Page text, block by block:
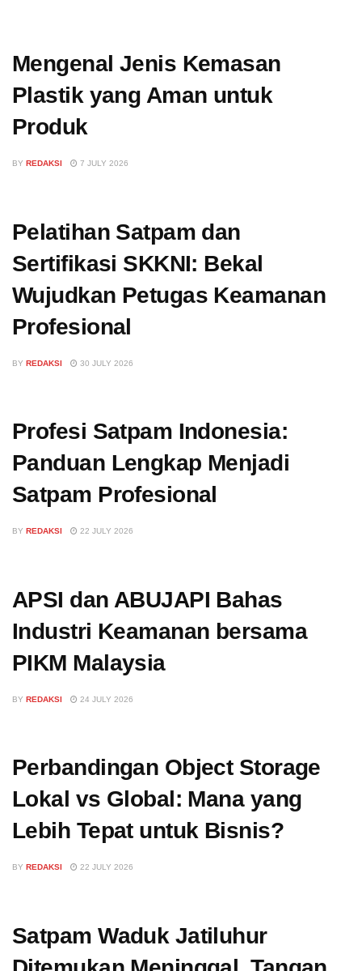
Mengenal Jenis Kemasan
Plastik yang Aman untuk
Produk
BY REDAKSI 7 JULY 2026
Pelatihan Satpam dan
Sertifikasi SKKNI: Bekal
Wujudkan Petugas Keamanan
Profesional
BY REDAKSI 30 JULY 2026
Profesi Satpam Indonesia:
Panduan Lengkap Menjadi
Satpam Profesional
BY REDAKSI 22 JULY 2026
APSI dan ABUJAPI Bahas
Industri Keamanan bersama
PIKM Malaysia
BY REDAKSI 24 JULY 2026
Perbandingan Object Storage
Lokal vs Global: Mana yang
Lebih Tepat untuk Bisnis?
BY REDAKSI 22 JULY 2026
Satpam Waduk Jatiluhur